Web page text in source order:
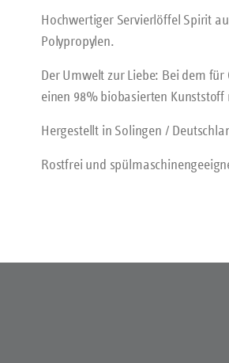
Hochwertiger Servierlöffel Spirit
Polypropylen.
Der Umwelt zur Liebe: Bei dem
einen 98% biobasierten
Hergestellt in Solingen /
Rostfrei und